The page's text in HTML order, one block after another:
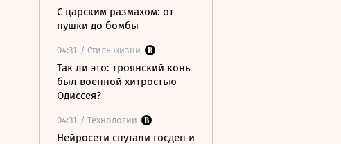
С царским размахом: от
пушки до бомбы
04:31 / Стиль жизни
Так ли это: троянский конь
был военной хитростью
Одиссея?
04:31 / Технологии
Нейросети спутали госдеп и